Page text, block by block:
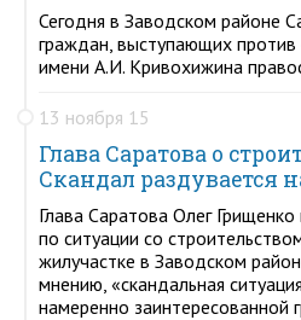
Сегодня в Заводском районе
граждан, выступающих против
имени А.И. Кривохижина
13 ноября 15
Глава Саратова о
Скандал раздувается
Глава Саратова Олег
по ситуации со
жилучастке в Заводском
мнению, «скандальная
намеренно заинтересованной